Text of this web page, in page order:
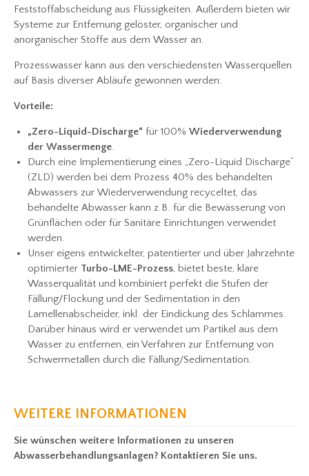
Feststoffabscheidung aus Flüssigkeiten. Außerdem bieten wir
Systeme zur Entfernung gelöster, organischer und
anorganischer Stoffe aus dem Wasser an.
Prozesswasser kann aus den verschiedensten Wasserquellen
auf Basis diverser Abläufe gewonnen werden:
Vorteile:
„Zero-Liquid-Discharge“ für 100% Wiederverwendung
der Wassermenge.
Durch eine Implementierung eines „Zero-Liquid Discharge“
(ZLD) werden bei dem Prozess 40% des behandelten
Abwassers zur Wiederverwendung recyceltet, das
behandelte Abwasser kann z.B. für die Bewässerung von
Grünflächen oder für Sanitäre Einrichtungen verwendet
werden.
Unser eigens entwickelter, patentierter und über Jahrzehnte
optimierter Turbo-LME-Prozess, bietet beste, klare
Wasserqualität und kombiniert perfekt die Stufen der
Fällung/Flockung und der Sedimentation in den
Lamellenabscheider, inkl. der Eindickung des Schlammes.
Darüber hinaus wird er verwendet um Partikel aus dem
Wasser zu entfernen, ein Verfahren zur Entfernung von
Schwermetallen durch die Fällung/Sedimentation.
WEITERE INFORMATIONEN
Sie wünschen weitere Informationen zu unseren
Abwasserbehandlungsanlagen? Kontaktieren Sie uns.